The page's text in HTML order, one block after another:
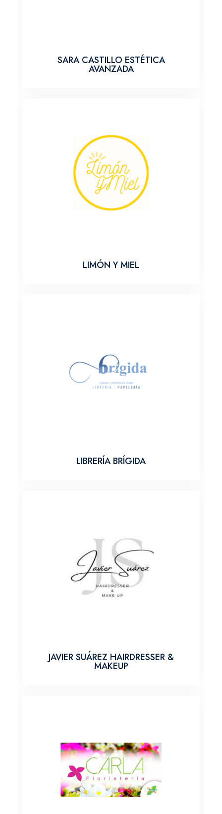
SARA CASTILLO ESTÉTICA
AVANZADA
LIMÓN Y MIEL
LIBRERÍA BRÍGIDA
JAVIER SUÁREZ HAIRDRESSER &
MAKEUP